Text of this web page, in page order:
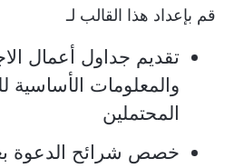
قم بإعداد هذا القالب لـ
تقديم جداول أعمال
والمعلومات الأساسية
المحتملين
خصص شرائح الدعوة